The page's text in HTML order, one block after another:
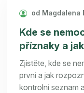
od Magdalena
Kde se
příznaky a
Zjistěte, kde se
první a jak
kontrolní seznam